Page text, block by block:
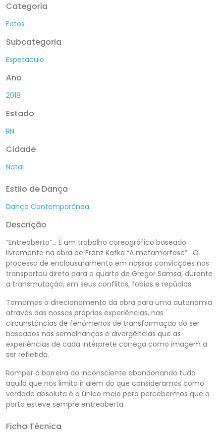
Categoria
Fotos
Subcategoria
Espetáculo
Ano
2018
Estado
RN
Cidade
Natal
Estilo de Dança
Dança Contemporânea
Descrição
“Entreaberto”… É um trabalho coreográfico baseado
livremente na obra de Franz Kafka “A metamorfose”. O
processo de enclausuramento em nossas convicções nos
transportou direto para o quarto de Gregor Samsa, durante
a transmutação, em seus conflitos, fobias e repúdios.
Tomamos o direcionamento da obra para uma autonomia
através das nossas próprias experiências, nas
circunstâncias de fenômenos de transformação do ser
baseados nas semelhanças e divergências que as
experiências de cada intérprete carrega como imagem a
ser refletida.
Romper à barreira do inconsciente abandonando tudo
aquilo que nos limita ir além do que consideramos como
verdade absoluta é o único meio para percebermos que a
porta esteve sempre entreaberta.
Ficha Técnica